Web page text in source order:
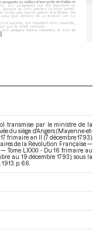
transmise par le ministre de la
du siège d'Angers (Mayenne-et-
frimaire an II (7 décembre 1793).
de la Révolution Française —
— Tome LXXXI - Du 16 frimaire au
au 19 décembre 1793) , sous la
p. 66.